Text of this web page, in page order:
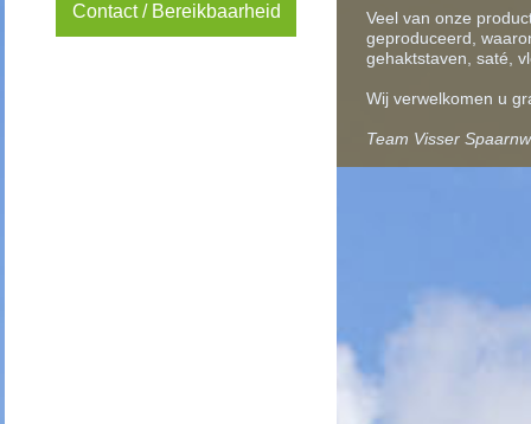
Veel van onze
geproduceerd,
gehaktstaven, saté,
Wij verwelkomen u
Team Visser
Contact / Bereikbaarheid